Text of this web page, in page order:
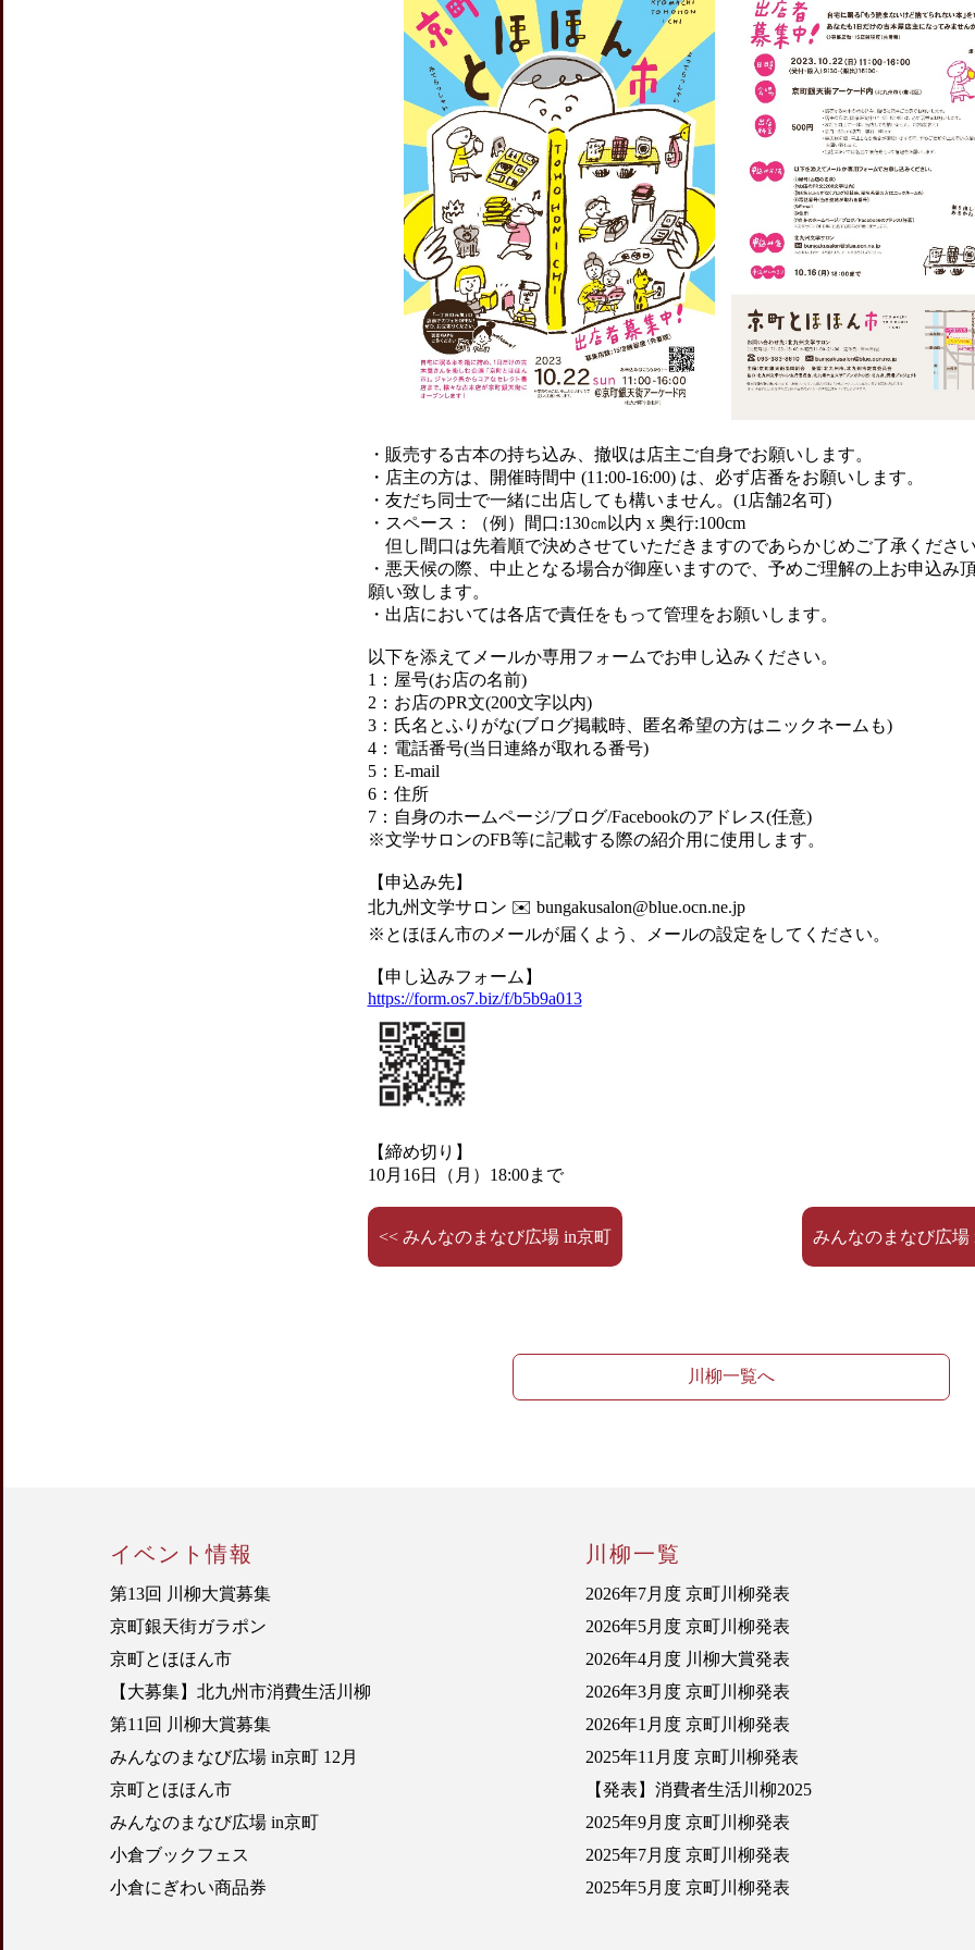
・販売する古本の持ち込み、撤収は店主ご自身でお願いします。
・店主の方は、開催時間中 (11:00-16:00) は、必ず店番をお願いします。
・友だち同士で一緒に出店しても構いません。(1店舗2名可)
・スペース：（例）間口:130㎝以内 x 奥行:100cm
但し間口は先着順で決めさせていただきますのであらかじめご了承ください
・悪天候の際、中止となる場合が御座いますので、予めご理解の上お申込み
願い致します。
・出店においては各店で責任をもって管理をお願いします。
以下を添えてメールか専用フォームでお申し込みください。
1：屋号(お店の名前)
2：お店のPR文(200文字以内)
3：氏名とふりがな(ブログ掲載時、匿名希望の方はニックネームも)
4：電話番号(当日連絡が取れる番号)
5：E-mail
6：住所
7：自身のホームページ/ブログ/Facebookのアドレス(任意)
※文学サロンのFB等に記載する際の紹介用に使用します。
【申込み先】
北九州文学サロン ✉️ bungakusalon@blue.ocn.ne.jp
※とほほん市のメールが届くよう、メールの設定をしてください。
【申し込みフォーム】
https://form.os7.biz/f/b5b9a013
【締め切り】
10月16日（月）18:00まで
<< みんなのまなび広場 in京町 みんなのまなび広場
川柳一覧へ
イベント情報
第13回 川柳大賞募集
京町銀天街ガラポン
京町とほほん市
【大募集】北九州市消費生活川柳
第11回 川柳大賞募集
みんなのまなび広場 in京町 12月
京町とほほん市
みんなのまなび広場 in京町
小倉ブックフェス
小倉にぎわい商品券
川柳一覧
2026年7月度 京町川柳発表
2026年5月度 京町川柳発表
2026年4月度 川柳大賞発表
2026年3月度 京町川柳発表
2026年1月度 京町川柳発表
2025年11月度 京町川柳発表
【発表】消費者生活川柳2025
2025年9月度 京町川柳発表
2025年7月度 京町川柳発表
2025年5月度 京町川柳発表